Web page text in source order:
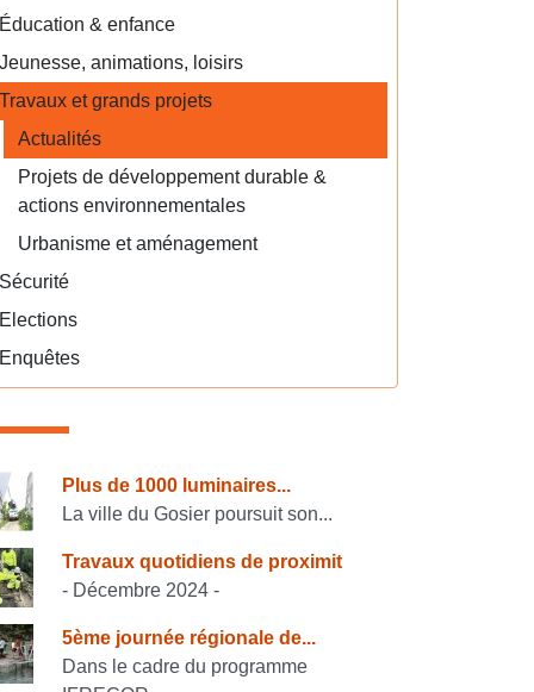
Éducation & enfance
Jeunesse, animations, loisirs
Travaux et grands projets
Actualités
Projets de développement durable &
actions environnementales
Urbanisme et aménagement
Sécurité
Elections
Enquêtes
également
Plus de 1000 luminaires...
La ville du Gosier poursuit son...
Travaux quotidiens de proximit
- Décembre 2024 -
5ème journée régionale de...
Dans le cadre du programme